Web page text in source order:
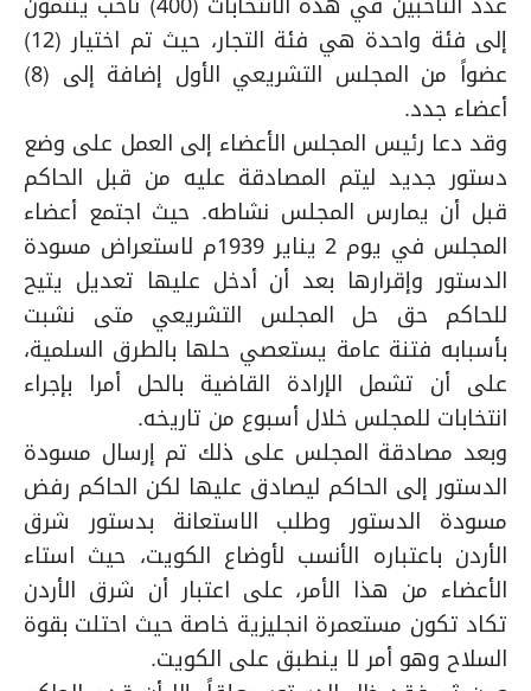
إلى فئة واحدة هي فئة التجار، حيث تم اختيار (12)
عضواً من المجلس التشريعي الأول إضافة إلى (8)
أعضاء جدد.
وقد دعا رئيس المجلس الأعضاء إلى العمل على وضع
دستور جديد ليتم المصادقة عليه من قبل الحاكم
قبل أن يمارس المجلس نشاطه. حيث اجتمع أعضاء
المجلس في يوم 2 يناير 1939م لاستعراض مسودة
الدستور وإقرارها بعد أن أدخل عليها تعديل يتيح
للحاكم حق حل المجلس التشريعي متى نشبت
بأسبابه فتنة عامة يستعصي حلها بالطرق السلمية،
على أن تشمل الإرادة القاضية بالحل أمرا بإجراء
انتخابات للمجلس خلال أسبوع من تاريخه.
وبعد مصادقة المجلس على ذلك تم إرسال مسودة
الدستور إلى الحاكم ليصادق عليها لكن الحاكم رفض
مسودة الدستور وطلب الاستعانة بدستور شرق
الأردن باعتباره الأنسب لأوضاع الكويت، حيث استاء
الأعضاء من هذا الأمر، على اعتبار أن شرق الأردن
تكاد تكون مستعمرة انجليزية خاصة حيث احتلت بقوة
السلاح وهو أمر لا ينطبق على الكويت.